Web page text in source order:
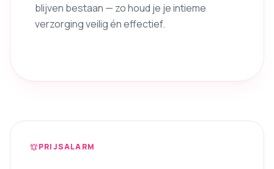
blijven bestaan — zo houd je je intieme
verzorging veilig én effectief.
notifications_activePRIJSALARM